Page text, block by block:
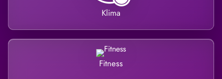
Klima
Fitness